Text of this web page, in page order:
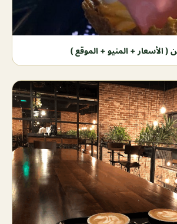
الأسعار + المنيو + الموقع )